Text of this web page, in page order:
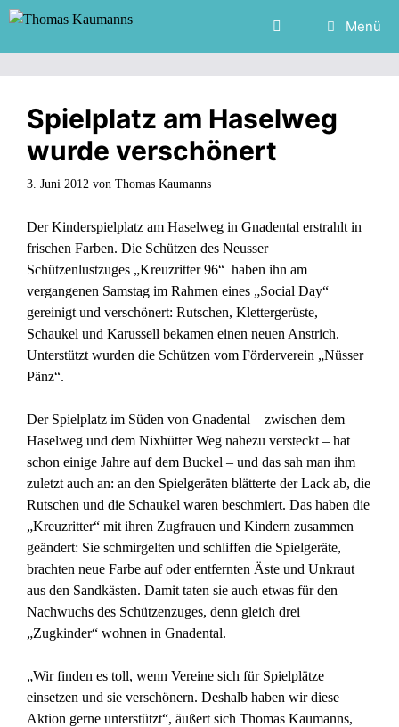
Zum
Inhalt
Menü
Spielplatz am Haselweg
wurde verschönert
3. Juni 2012 von Thomas Kaumanns
Der Kinderspielplatz am Haselweg in Gnadental erstrahlt in
frischen Farben. Die Schützen des Neusser
Schützenlustzuges „Kreuzritter 96“ haben ihn am
vergangenen Samstag im Rahmen eines „Social Day“
gereinigt und verschönert: Rutschen, Klettergerüste,
Schaukel und Karussell bekamen einen neuen Anstrich.
Unterstützt wurden die Schützen vom Förderverein „Nüsser
Pänz“.
Der Spielplatz im Süden von Gnadental – zwischen dem
Haselweg und dem Nixhütter Weg nahezu versteckt – hat
schon einige Jahre auf dem Buckel – und das sah man ihm
zuletzt auch an: an den Spielgeräten blätterte der Lack ab, die
Rutschen und die Schaukel waren beschmiert. Das haben die
„Kreuzritter“ mit ihren Zugfrauen und Kindern zusammen
geändert: Sie schmirgelten und schliffen die Spielgeräte,
brachten neue Farbe auf oder entfernten Äste und Unkraut
aus den Sandkästen. Damit taten sie auch etwas für den
Nachwuchs des Schützenzuges, denn gleich drei
„Zugkinder“ wohnen in Gnadental.
„Wir finden es toll, wenn Vereine sich für Spielplätze
einsetzen und sie verschönern. Deshalb haben wir diese
Aktion gerne unterstützt“, äußert sich Thomas Kaumanns,